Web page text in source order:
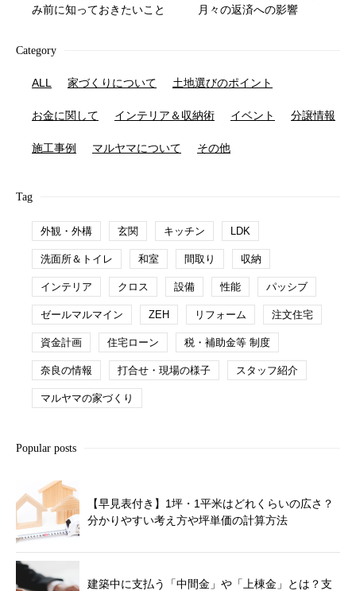
み前に知っておきたいこと
月々の返済への影響
Category
ALL 家づくりについて 土地選びのポイント
お金に関して インテリア＆収納術 イベント 分譲情報
施工事例 マルヤマについて その他
Tag
外観・外構 玄関 キッチン LDK
洗面所＆トイレ 和室 間取り 収納
インテリア クロス 設備 性能 パッシブ
ゼールマルマイン ZEH リフォーム 注文住宅
資金計画 住宅ローン 税・補助金等 制度
奈良の情報 打合せ・現場の様子 スタッフ紹介
マルヤマの家づくり
Popular posts
【早見表付き】1坪・1平米はどれくらいの広さ？
分かりやすい考え方や坪単価の計算方法
建築中に支払う「中間金」や「上棟金」とは？支